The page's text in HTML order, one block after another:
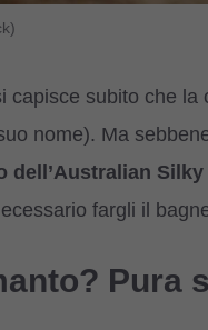
capisce subito che la
nome). Ma
dell’Australian
fargli il
Pura